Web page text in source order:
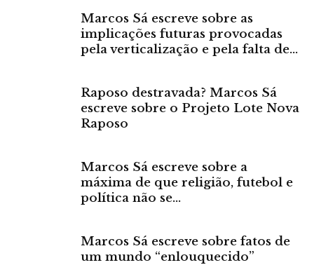
Marcos Sá escreve sobre as
implicações futuras provocadas
pela verticalização e pela falta de...
Raposo destravada? Marcos Sá
escreve sobre o Projeto Lote Nova
Raposo
Marcos Sá escreve sobre a
máxima de que religião, futebol e
política não se...
Marcos Sá escreve sobre fatos de
um mundo “enlouquecido”